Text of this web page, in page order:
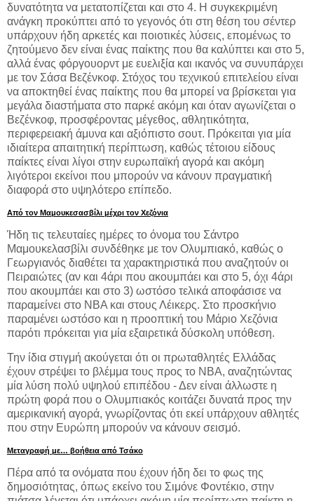
δυνατότητα να μετατοπίζεται και στο 4. Η συγκεκριμένη
ανάγκη προκύπτει από το γεγονός ότι στη θέση του σέντερ
υπάρχουν ήδη αρκετές και ποιοτικές λύσεις, επομένως το
ζητούμενο δεν είναι ένας παίκτης που θα καλύπτει και στο 5,
αλλά ένας φόργουορντ με ευελιξία και ικανός να συνυπάρχει
με τον Σάσα Βεζένκοφ. Στόχος του τεχνικού επιτελείου είναι
να αποκτηθεί ένας παίκτης που θα μπορεί να βρίσκεται για
μεγάλα διαστήματα στο παρκέ ακόμη και όταν αγωνίζεται ο
Βεζένκοφ, προσφέροντας μέγεθος, αθλητικότητα,
περιφερειακή άμυνα και αξιόπιστο σουτ. Πρόκειται για μία
ιδιαίτερα απαιτητική περίπτωση, καθώς τέτοιου είδους
παίκτες είναι λίγοι στην ευρωπαϊκή αγορά και ακόμη
λιγότεροι εκείνοι που μπορούν να κάνουν πραγματική
διαφορά στο υψηλότερο επίπεδο.
Από τον Μαμουκεσασβίλι μέχρι τον Χεζόνια
Ήδη τις τελευταίες ημέρες το όνομα του Σάντρο
Μαμουκελασβίλι συνδέθηκε με τον Ολυμπιακό, καθώς ο
Γεωργιανός διαθέτει τα χαρακτηριστικά που αναζητούν οι
Πειραιώτες (αν και 4άρι που ακουμπάει και στο 5, όχι 4άρι
που ακουμπάει και στο 3) ωστόσο τελικά αποφάσισε να
παραμείνει στο NBA και στους Λέικερς. Στο προσκήνιο
παραμένει ωστόσο και η προοπτική του Μάριο Χεζόνια
παρότι πρόκειται για μία εξαιρετικά δύσκολη υπόθεση.
Την ίδια στιγμή ακούγεται ότι οι πρωταθλητές Ελλάδας
έχουν στρέψει το βλέμμα τους προς το NBA, αναζητώντας
μία λύση πολύ υψηλού επιπέδου - Δεν είναι άλλωστε η
πρώτη φορά που ο Ολυμπιακός κοιτάζει δυνατά προς την
αμερικανική αγορά, γνωρίζοντας ότι εκεί υπάρχουν αθλητές
που στην Ευρώπη μπορούν να κάνουν σεισμό.
Μεταγραφή με… βοήθεια από Τσάκο
Πέρα από τα ονόματα που έχουν ήδη δει το φως της
δημοσιότητας, όπως εκείνο του Σιμόνε Φοντέκιο, στην